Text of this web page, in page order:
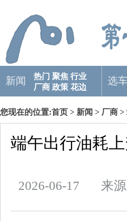
新闻 热门 聚焦 行业
厂商 政策 花边
选车
您现在的位置:首页 > 新闻 > 厂商 >
端午出行油耗
2026-06-17 来